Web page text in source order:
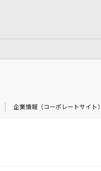
企業情報（コーポレートサイト）